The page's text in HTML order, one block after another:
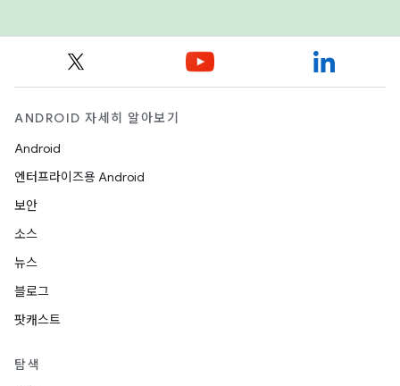
ANDROID 자세히 알아보기
Android
엔터프라이즈용 Android
보안
소스
뉴스
블로그
팟캐스트
탐색